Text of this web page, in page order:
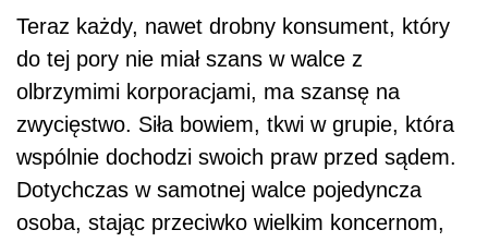
Teraz każdy, nawet drobny konsument, który
do tej pory nie miał szans w walce z
olbrzymimi korporacjami, ma szansę na
zwycięstwo. Siła bowiem, tkwi w grupie, która
wspólnie dochodzi swoich praw przed sądem.
Dotychczas w samotnej walce pojedyncza
osoba, stając przeciwko wielkim koncernom,